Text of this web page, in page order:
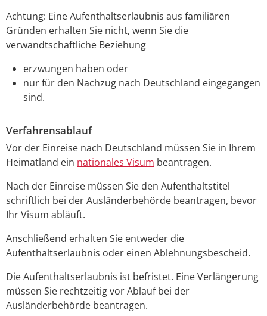
Achtung: Eine Aufenthaltserlaubnis aus familiären
Gründen erhalten Sie nicht, wenn Sie die
verwandtschaftliche Beziehung
erzwungen haben oder
nur für den Nachzug nach Deutschland eingegangen
sind.
Verfahrensablauf
Vor der Einreise nach Deutschland müssen Sie in Ihrem
Heimatland ein nationales Visum beantragen.
Nach der Einreise müssen Sie den Aufenthaltstitel
schriftlich bei der Ausländerbehörde beantragen, bevor
Ihr Visum abläuft.
Anschließend erhalten Sie entweder die
Aufenthaltserlaubnis oder einen Ablehnungsbescheid.
Die Aufenthaltserlaubnis ist befristet. Eine Verlängerung
müssen Sie rechtzeitig vor Ablauf bei der
Ausländerbehörde beantragen.